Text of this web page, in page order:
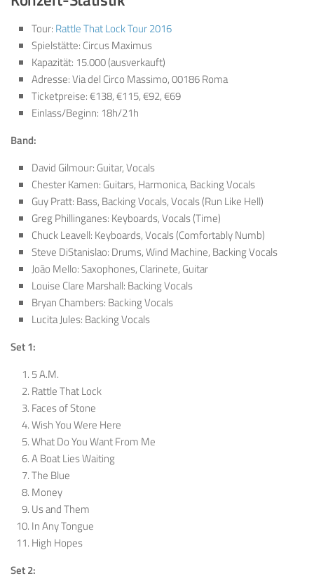
Tour: Rattle That Lock Tour 2016
Spielstätte: Circus Maximus
Kapazität: 15.000 (ausverkauft)
Adresse: Via del Circo Massimo, 00186 Roma
Ticketpreise: €138, €115, €92, €69
Einlass/Beginn: 18h/21h
Band:
David Gilmour: Guitar, Vocals
Chester Kamen: Guitars, Harmonica, Backing Vocals
Guy Pratt: Bass, Backing Vocals, Vocals (Run Like Hell)
Greg Phillinganes: Keyboards, Vocals (Time)
Chuck Leavell: Keyboards, Vocals (Comfortably Numb)
Steve DiStanislao: Drums, Wind Machine, Backing Vocals
João Mello: Saxophones, Clarinete, Guitar
Louise Clare Marshall: Backing Vocals
Bryan Chambers: Backing Vocals
Lucita Jules: Backing Vocals
Set 1:
5 A.M.
Rattle That Lock
Faces of Stone
Wish You Were Here
What Do You Want From Me
A Boat Lies Waiting
The Blue
Money
Us and Them
In Any Tongue
High Hopes
Set 2: